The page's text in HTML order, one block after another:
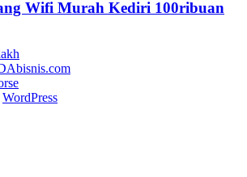
Wifi Murah Kediri 100ribuan
WordPress